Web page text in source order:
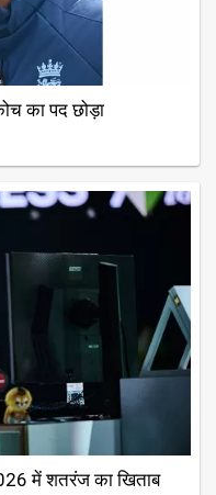
का पद छोड़ा
में शतरंज का खिताब